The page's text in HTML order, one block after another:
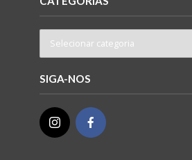
SIGA-NOS